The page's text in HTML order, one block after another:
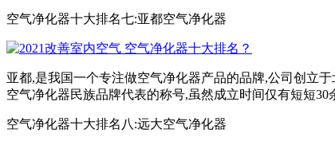
空气净化器十大排名七:亚都空气净化器
亚都,是我国一个专注做空气净化器产品的品牌,公司创立
空气净化器民族品牌代表的称号,虽然成立时间仅有短短
空气净化器十大排名八:远大空气净化器